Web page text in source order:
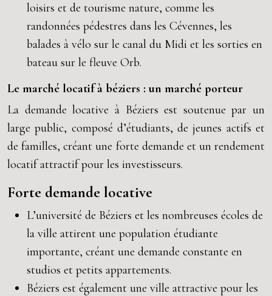
loisirs et de tourisme nature, comme les
randonnées pédestres dans les Cévennes, les
balades à vélo sur le canal du Midi et les sorties en
bateau sur le fleuve Orb.
Le marché locatif à béziers : un marché porteur
La demande locative à Béziers est soutenue par un
large public, composé d’étudiants, de jeunes actifs et
de familles, créant une forte demande et un rendement
locatif attractif pour les investisseurs.
Forte demande locative
L’université de Béziers et les nombreuses écoles de
la ville attirent une population étudiante
importante, créant une demande constante en
studios et petits appartements.
Béziers est également une ville attractive pour les